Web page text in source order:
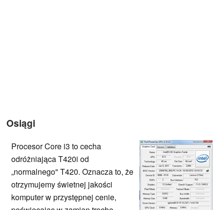
Osiągi
Procesor Core i3 to cecha
odróżniająca T420i od
„normalnego" T420. Oznacza to, że
otrzymujemy świetnej jakości
komputer w przystępnej cenie,